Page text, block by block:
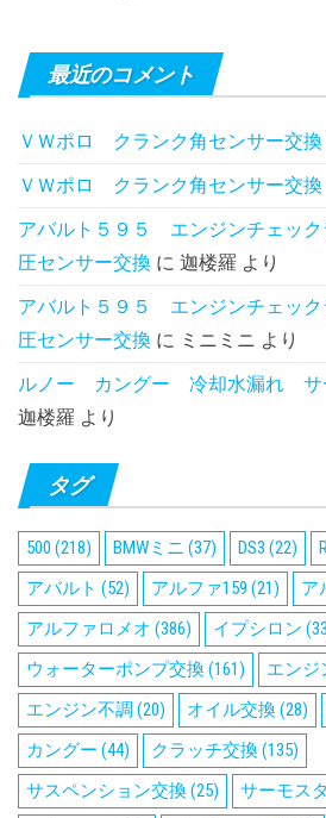
最近のコメント
ＶＷポロ クランク角センサー交換
ＶＷポロ クランク角センサー交換
アバルト５９５ エンジンチェッ
圧センサー交換 に 迦楼羅 より
アバルト５９５ エンジンチェッ
圧センサー交換 に ミニミニ より
ルノー カングー 冷却水漏れ サ
迦楼羅 より
タグ
500 (218) BMWミニ (37) DS3 (22)
アバルト (52) アルファ159 (21) ア
アルファロメオ (386) イプシロン
ウォーターポンプ交換(161) エンジ
エンジン不調 (20) オイル交換(28)
カングー (44) クラッチ交換(135)
サスペンション交換(25) サーモス